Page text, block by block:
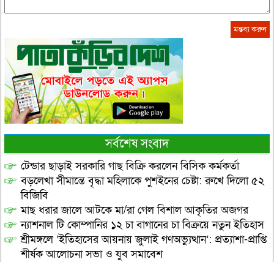
সর্বশেষ সংবাদ
টেন্ডার ছাড়াই সরকারি গাছ বিক্রি করলেন বিসিক কর্মকর্তা
বড়লেখা সীমান্তে বৃদ্ধা মহিলাকে পুশইনের চেষ্টা: রুখে দিলো ৫২
বিজিবি
মাছ ধরার জালে আটকে মা/রা গেল বিশাল আকৃতির অজগর
ন্যাশনাল টি কোম্পানির ১২ চা বাগানের চা বিক্রয়ে নতুন ইতিহাস
শ্রীমঙ্গলে ‘ইতিহাসের আয়নায় জুলাই গণঅভ্যুত্থান’: প্রত্যাশা-প্রাপ্তি
শীর্ষক আলোচনা সভা ও যুব সমাবেশ